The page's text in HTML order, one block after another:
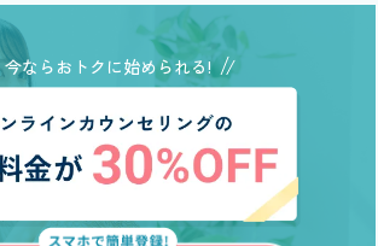
今ならおトクに始められる!